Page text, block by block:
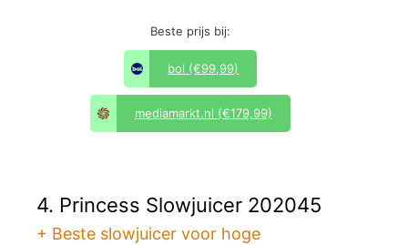
Beste prijs bij:
bol (€99,99)
mediamarkt.nl (€179,99)
4. Princess Slowjuicer 202045
+ Beste slowjuicer voor hoge